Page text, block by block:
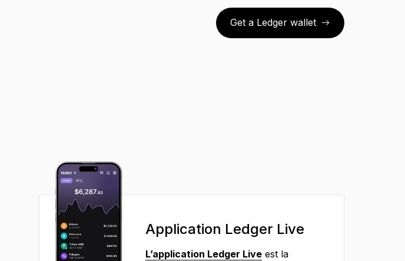
Get a Ledger wallet
Application Ledger Live
L’application Ledger Live est la